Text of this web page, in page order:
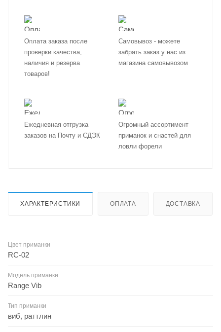
Оплата заказа после
проверки качества,
наличия и резерва
товаров!
Самовывоз - можете
забрать заказ у нас из
магазина самовывозом
Ежедневная отгрузка
заказов на Почту и СДЭК
Огромный ассортимент
приманок и снастей для
ловли форели
ХАРАКТЕРИСТИКИ ОПЛАТА ДОСТАВКА
Цвет приманки
RC-02
Модель приманки
Range Vib
Тип приманки
виб, раттлин